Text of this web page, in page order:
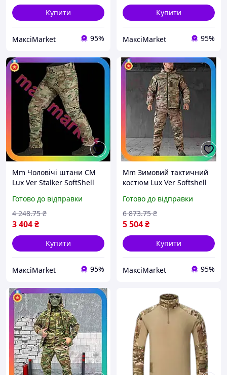
Купити
МаксіMarket 95%
Купити
МаксіMarket 95%
Mm Чоловічі штани CM
Lux Ver Stalker SoftShell
військовослужбовців
зимові камуфляжні шта
Maxi7\Q
Готово до відправки
3 404₴
4 248.75 ₴
Купити
МаксіMarket 95%
Mm Зимовий тактичний
костюм Lux Ver Softshell
військовослужбовців
камуфляжний утеплений
Maxi7\Q
Готово до відправки
5 504₴
6 873.75 ₴
Купити
МаксіMarket 95%